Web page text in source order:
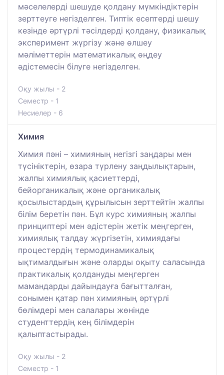
мәселелерді шешуде қолдану мүмкіндіктерін
зерттеуге негізделген. Типтік есептерді шешу
кезінде әртүрлі тәсілдерді қолдану, физикалық
эксперимент жүргізу және өлшеу
мәліметтерін математикалық өңдеу
әдістемесін білуге негізделген.
Оқу жылы - 2
Семестр - 1
Несиелер - 6
Химия
Химия пәні – химияның негізгі заңдары мен
түсініктерін, өзара түрлену заңдылықтарын,
жалпы химиялық қасиеттерді,
бейорганикалық және органикалық
қосылыстардың құрылысын зерттейтін жалпы
білім беретін пән. Бұл курс химияның жалпы
принциптері мен әдістерін жетік меңгерген,
химиялық талдау жүргізетін, химиядағы
процестердің термодинамикалық
ықтималдығын және оларды оқыту саласында
практикалық қолдануды меңгерген
мамандарды дайындауға бағытталған,
сонымен қатар пән химияның әртүрлі
бөлімдері мен салалары жөнінде
студенттердің кең білімдерін
қалыптастырады.
Оқу жылы - 2
Семестр - 1